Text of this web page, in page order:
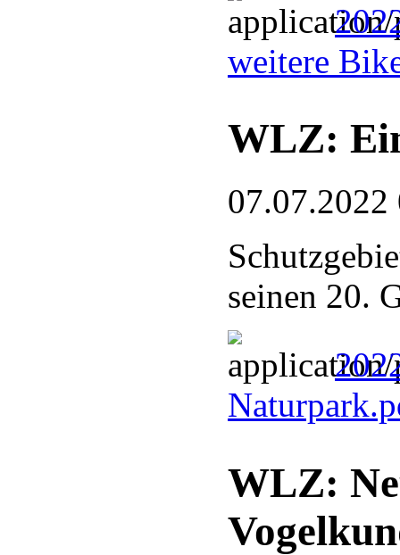
weitere
WLZ:
07.07.2022
seinen 20.
WLZ: